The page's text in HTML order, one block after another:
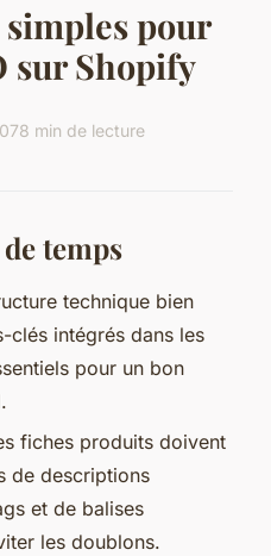
pour
sur Shopify
8 min de lecture
temps
technique bien
clés intégrés dans les
pour un bon
fiches produits doivent
de descriptions
et de balises
les doublons.